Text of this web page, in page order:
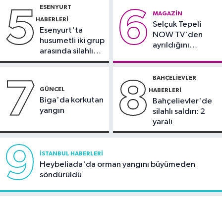
ailesine katıldı
5 ESENYURT
HABERLERI
Esenyurt'ta
husumetli iki grup
arasında silahlı
kavga
6 MAGAZIN
Selçuk Tepeli
NOW TV'den
ayrıldığını
7 GÜNCEL
Biga'da korkutan
yangın
8 BAHÇELIEVLER
HABERLERI
Bahçelievler'de
silahlı saldırı: 2
yaralı
9 İSTANBUL HABERLERI
Heybeliada'da orman yangını büyümeden
söndürüldü